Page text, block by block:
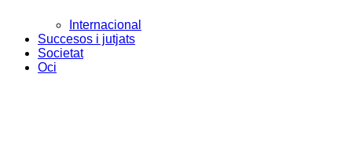
Internacional
Succesos i jutjats
Societat
Oci